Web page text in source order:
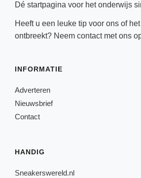
Dé startpagina voor het onderwijs
Heeft u een leuke tip voor ons of
ontbreekt? Neem contactmet ons
INFORMATIE
Adverteren
Nieuwsbrief
Contact
HANDIG
Sneakerswereld.nl